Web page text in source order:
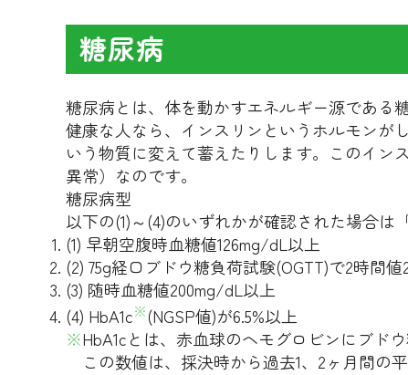
糖尿病
糖尿病とは、体を動かすエネルギー源である
健康な人なら、インスリンというホルモンが
いう物質に変えて蓄えたりします。このイン
異常）なのです。
糖尿病型
以下の(1)～(4)のいずれかが確認された場合は
(1) 早朝空腹時血糖値126mg/dL以上
(2) 75g経口ブドウ糖負荷試験(OGTT)で2時間
(3) 随時血糖値200mg/dL以上
(4) HbA1c※(NGSP値)が6.5%以上
※HbA1cとは、赤血球のヘモグロビンにブド
この数値は、採決時から過去1、2ヶ月間の